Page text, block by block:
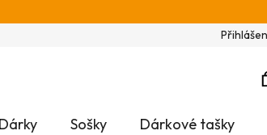
Dárky Sošky Dárkové tašky